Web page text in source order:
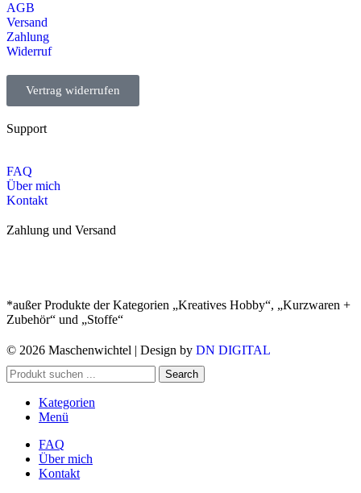
AGB
Versand
Zahlung
Widerruf
Vertrag widerrufen
Support
FAQ
Über mich
Kontakt
Zahlung und Versand
*außer Produkte der Kategorien „Kreatives Hobby“, „Kurzwaren +
Zubehör“ und „Stoffe“
© 2026 Maschenwichtel | Design by DN DIGITAL
Search
Kategorien
Menü
FAQ
Über mich
Kontakt